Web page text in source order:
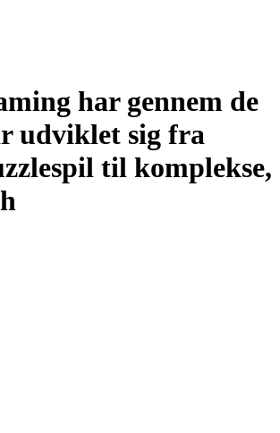
har gennem de
udviklet sig fra
til komplekse,